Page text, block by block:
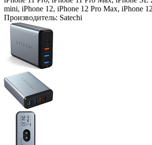
mini, iPhone 12, iPhone 12 Pro Max, iPhone
Производитель: Satechi